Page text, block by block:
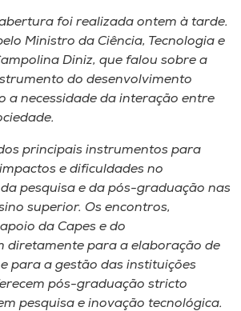
foi realizada ontem à tarde.
Ministro da Ciência, Tecnologia e
Diniz, que falou sobre a
do desenvolvimento
a necessidade da interação entre
principais instrumentos para
e dificuldades no
pesquisa e da pós-graduação nas
superior. Os encontros,
da Capes e do
diretamente para a elaboração de
para a gestão das instituições
pós-graduação stricto
pesquisa e inovação tecnológica.